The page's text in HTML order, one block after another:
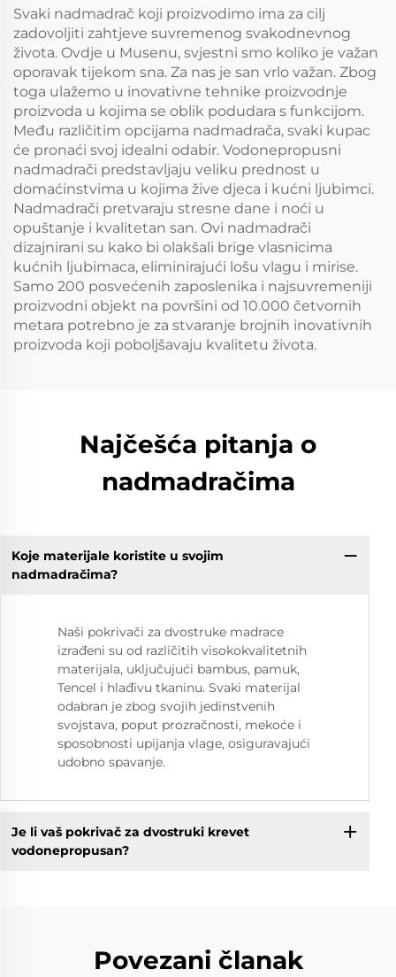
hladni puhasti
dodatak tipa pillow
top), Propuštanje
zraka i ublažavanje
tlaka
Svaki nadmadrač koji proizvodimo ima za cilj
zadovoljiti zahtjeve suvremenog svakodnevnog
života. Ovdje u Musenu, svjestni smo koliko je važan
oporavak tijekom sna. Za nas je san vrlo važan. Zbog
toga ulažemo u inovativne tehnike proizvodnje
proizvoda u kojima se oblik podudara s funkcijom.
Među različitim opcijama nadmadrača, svaki kupac
će pronaći svoj idealni odabir. Vodonepropusni
nadmadrači predstavljaju veliku prednost u
domaćinstvima u kojima žive djeca i kućni ljubimci.
Nadmadrači pretvaraju stresne dane i noći u
opuštanje i kvalitetan san. Ovi nadmadrači
dizajnirani su kako bi olakšali brige vlasnicima
kućnih ljubimaca, eliminirajući lošu vlagu i mirise.
Samo 200 posvećenih zaposlenika i najsuvremeniji
proizvodni objekt na površini od 10.000 četvornih
metara potrebno je za stvaranje brojnih inovativnih
proizvoda koji poboljšavaju kvalitetu života.
Najčešća pitanja o
nadmadračima
Koje materijale koristite u svojim
nadmadračima?
Naši pokrivači za dvostruke madrace
izrađeni su od različitih visokokvalitetnih
materijala, uključujući bambus, pamuk,
Tencel i hlađivu tkaninu. Svaki materijal
odabran je zbog svojih jedinstvenih
svojstava, poput prozračnosti, mekoće i
sposobnosti upijanja vlage, osiguravajući
udobno spavanje.
Je li vaš pokrivač za dvostruki krevet
vodonepropusan?
Povezani članak